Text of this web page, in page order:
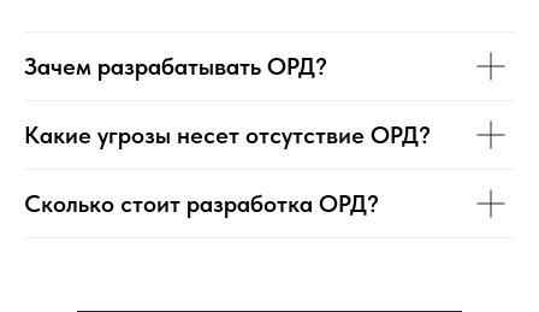
Зачем разрабатывать ОРД?
Какие угрозы несет отсутствие ОРД?
Сколько стоит разработка ОРД?